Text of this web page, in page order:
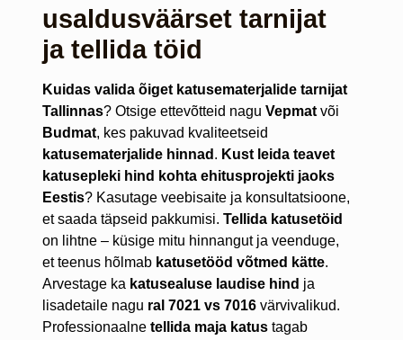
usaldusväärset tarnijat
ja tellida töid
Kuidas valida õiget katusematerjalide tarnijat
Tallinnas? Otsige ettevõtteid nagu Vepmatvõi
Budmat, kes pakuvad kvaliteetseid
katusematerjalide hinnad . Kust leida teavet
katusepleki hind kohta ehitusprojekti jaoks
Eestis? Kasutage veebisaite ja konsultatsioone,
et saada täpseid pakkumisi. Tellida katusetöid
on lihtne – küsige mitu hinnangut ja veenduge,
et teenus hõlmab katusetööd võtmed kätte.
Arvestage ka katusealuse laudise hind ja
lisadetaile nagu ral 7021 vs 7016värvivalikud.
Professionaalne tellida maja katustagab